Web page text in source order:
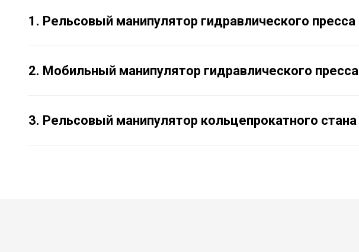
1. Рельсовый манипулятор гидравлического пресса
2. Мобильный манипулятор гидравлического пресса
3. Рельсовый манипулятор кольцепрокатного стана